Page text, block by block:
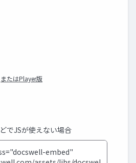
またはPlayer版
でJSが使えない場合